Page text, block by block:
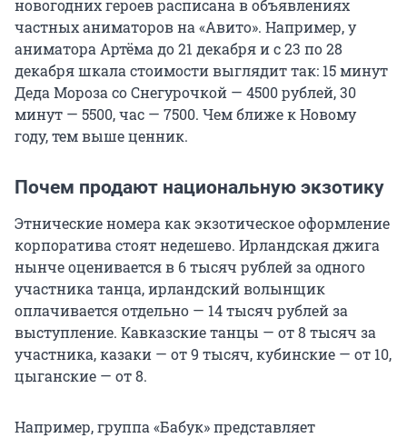
новогодних героев расписана в объявлениях
частных аниматоров на «Авито». Например, у
аниматора Артёма до 21 декабря и с 23 по 28
декабря шкала стоимости выглядит так: 15 минут
Деда Мороза со Снегурочкой — 4500 рублей, 30
минут — 5500, час — 7500. Чем ближе к Новому
году, тем выше ценник.
Почем продают национальную экзотику
Этнические номера как экзотическое оформление
корпоратива стоят недешево. Ирландская джига
нынче оценивается в 6 тысяч рублей за одного
участника танца, ирландский волынщик
оплачивается отдельно — 14 тысяч рублей за
выступление. Кавказские танцы — от 8 тысяч за
участника, казаки — от 9 тысяч, кубинские — от 10,
цыганские — от 8.
Например, группа «Бабук» представляет